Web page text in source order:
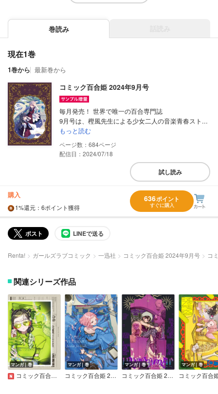
巻読み
現在1巻
1巻から 最新巻から
コミック百合姫 2024年9月号
毎月発売！ 世界で唯一の百合専門誌
9月号は、樫風先生による少女二人の音楽青春スト...
もっと読む
684
配信日：2024/07/18
試し読み
購入
1%還元 ：6ポイント獲得
636ポイント
すぐに購入
ポスト LINEで送る
Renta! ガールズラブコミック 一迅社 コミック百合姫 2024年9月号 コ
関連シリーズ作品
マンガ｜巻
コミック百合姫 2026年9月号
マンガ｜巻
コミック百合姫 2026年8月号
マンガ｜巻
コミック百合姫 2026年7月号
マンガ｜巻